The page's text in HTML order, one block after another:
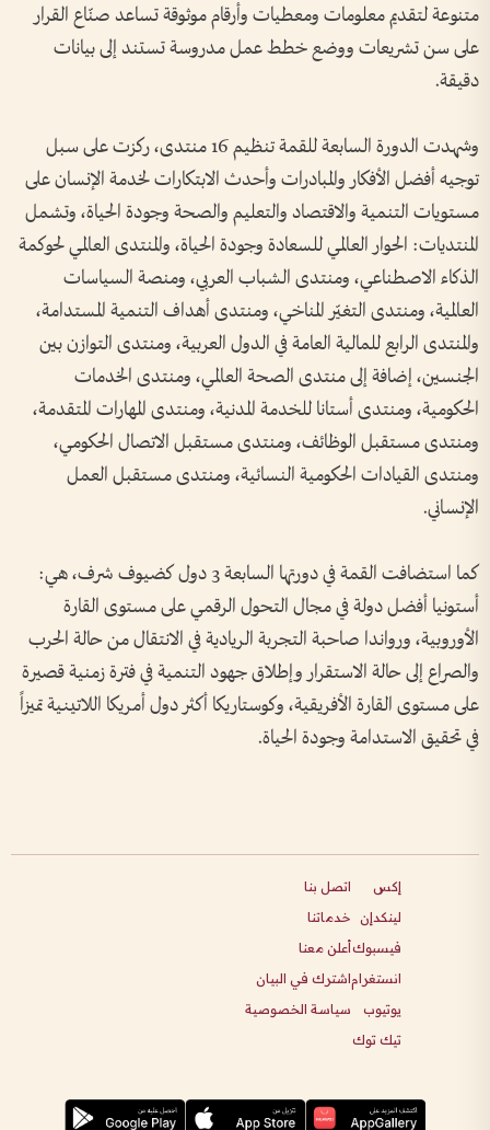
متنوعة لتقديم معلومات ومعطيات وأرقام موثوقة تساعد صنّاع القرار
على سن تشريعات ووضع خطط عمل مدروسة تستند إلى بيانات
دقيقة.
وشهدت الدورة السابعة للقمة تنظيم 16 منتدى، ركزت على سبل
توجيه أفضل الأفكار والمبادرات وأحدث الابتكارات لخدمة الإنسان على
مستويات التنمية والاقتصاد والتعليم والصحة وجودة الحياة، وتشمل
المنتديات: الحوار العالمي للسعادة وجودة الحياة، والمنتدى العالمي لحوكمة
الذكاء الاصطناعي، ومنتدى الشباب العربي، ومنصة السياسات
العالمية، ومنتدى التغيّر المناخي، ومنتدى أهداف التنمية المستدامة،
والمنتدى الرابع للمالية العامة في الدول العربية، ومنتدى التوازن بين
الجنسين، إضافة إلى منتدى الصحة العالمي، ومنتدى الخدمات
الحكومية، ومنتدى أستانا للخدمة المدنية، ومنتدى المهارات المتقدمة،
ومنتدى مستقبل الوظائف، ومنتدى مستقبل الاتصال الحكومي،
ومنتدى القيادات الحكومية النسائية، ومنتدى مستقبل العمل
الإنساني.
كما استضافت القمة في دورتها السابعة 3 دول كضيوف شرف، هي:
أستونيا أفضل دولة في مجال التحول الرقمي على مستوى القارة
الأوروبية، ورواندا صاحبة التجربة الريادية في الانتقال من حالة الحرب
والصراع إلى حالة الاستقرار وإطلاق جهود التنمية في فترة زمنية قصيرة
على مستوى القارة الأفريقية، وكوستاريكا أكثر دول أمريكا اللاتينية تميزاً
في تحقيق الاستدامة وجودة الحياة.
إكس
لينكدإن
فيسبوك
انستغرام
يوتيوب
تيك توك
اتصل بنا
خدماتنا
أعلن معنا
اشترك في البيان
سياسة الخصوصية